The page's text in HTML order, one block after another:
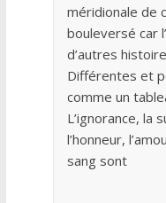
méridionale de
bouleversé car
d’autres histoires
Différentes et
comme un
L’ignorance, la
l’honneur,
sang sont